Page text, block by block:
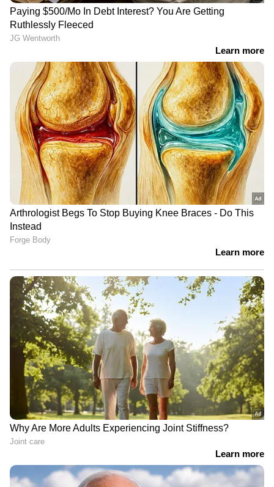
ഒഴിയാതെ കുട്ടനാട്ടുകാര്‍; വെള്ളം
ഇറങ്ങാൻ ഇനിയും സമയമെടുക്കും
News@1PM | ഒരുമണി വാർത്ത
വിശദമായി | 08 August 2026